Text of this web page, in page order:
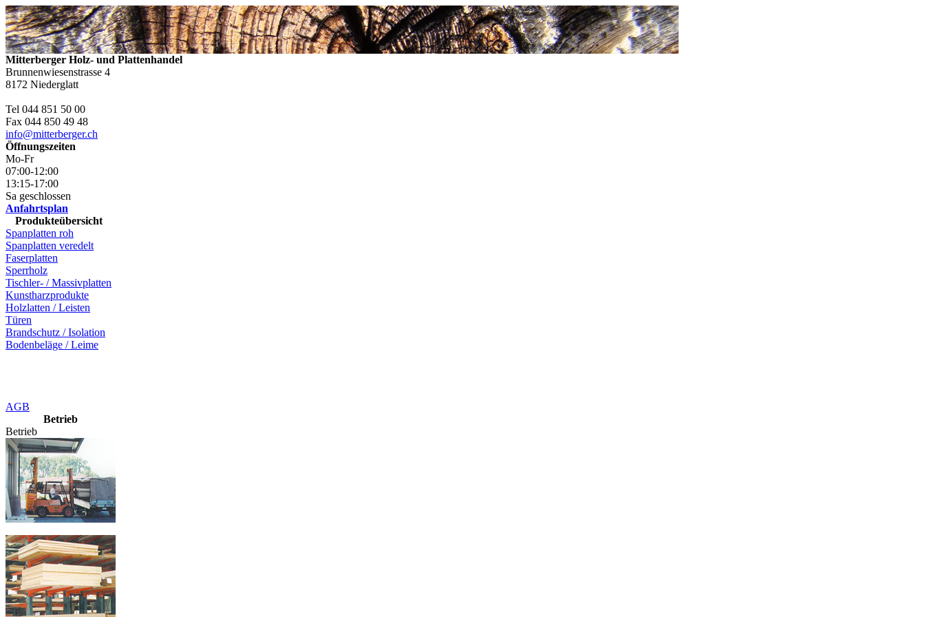
Mitterberger Holz- und Plattenhandel
Brunnenwiesenstrasse 4
8172 Niederglatt
Tel 044 851 50 00
Fax 044 850 49 48
info@mitterberger.ch
Öffnungszeiten
Mo-Fr
07:00-12:00
13:15-17:00
Sa geschlossen
Anfahrtsplan
Produkteübersicht
Spanplatten roh
Spanplatten veredelt
Faserplatten
Sperrholz
Tischler- / Massivplatten
Kunstharzprodukte
Holzlatten / Leisten
Türen
Brandschutz / Isolation
Bodenbeläge / Leime
AGB
Betrieb
Betrieb